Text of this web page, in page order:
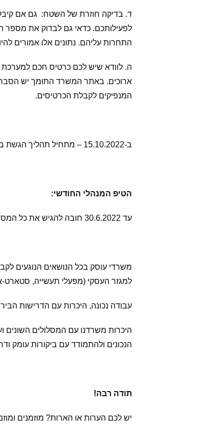
ד. בדיקה חוזרת של השטח: גם אם
לפעילותכם. כדאי גם לבדוק את מספר
התחרות עליהם. נתונים אלו אמורים
ה. לוודא שיש לכם כרטיס חכם
ארוכים. באתר המשרד התומך יש הסבר
המנפיקים לקבלת הכרטיסים.
ב-15.10.2022 – מתחיל תהליך הגשת בקשות התמיכה לשנת 2023. האם אתם מוכנים לקראת הגשת בקשות תמיכה לשנת 2023?
הטיפ המנהלי החודשי:
עד 30.6.2022 חובה להגיש את כל המסמכים הדרושים לצורך
משרדי עוסק בכל הנושאים הנוגעים
למגזר העסקי (מפעלי תעשייה, סטארט-
עבודה נכונה, היכרות עם הדרישות
היכרות משרדנו עם המסלולים
הנכונים ולהתמודד עם ביקורות עומק
תודה רבה!
יש לכם הערות או הארות? מוזמנים